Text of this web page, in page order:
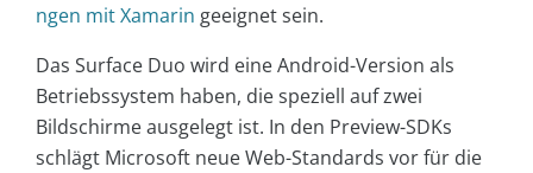
ngen mit Xamarin geeignet sein.
Das Surface Duo wird eine Android-Version als
Betriebssystem haben, die speziell auf zwei
Bildschirme ausgelegt ist. In den Preview-SDKs
schlägt Microsoft neue Web-Standards vor für die